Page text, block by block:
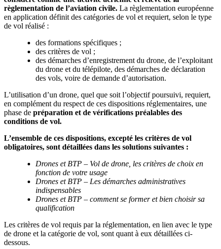
règlementation de l’aviation civile. La règlementation européenne
en application définit des catégories de vol et requiert, selon le type
de vol réalisé :
des formations spécifiques ;
des critères de vol ;
des démarches d’enregistrement du drone, de l’exploitant
du drone et du télépilote, des démarches de déclaration
des vols, voire de demande d’autorisation.
L’utilisation d’un drone, quel que soit l’objectif poursuivi, requiert,
en complément du respect de ces dispositions réglementaires, une
phase de préparation et de vérifications préalables des
conditions de vol.
L’ensemble de ces dispositions, excepté les critères de vol
obligatoires, sont détaillées dans les solutions suivantes :
Drones et BTP – Vol de drone, les critères de choix en
fonction de votre usage
Drones et BTP – Les démarches administratives
indispensables
Drones et BTP – comment se former et bien choisir sa
qualification
Les critères de vol requis par la réglementation, en lien avec le type
de drone et la catégorie de vol, sont quant à eux détaillées ci-
dessous.